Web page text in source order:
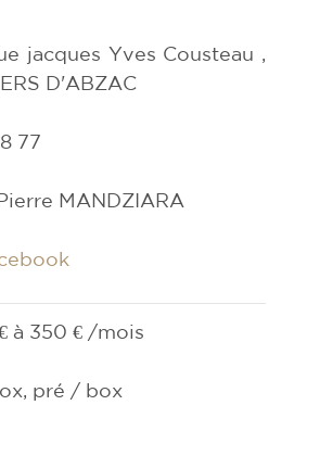
jacques Yves Cousteau ,
D'ABZAC
77
MANDZIARA
à 350 € /mois
pré / box